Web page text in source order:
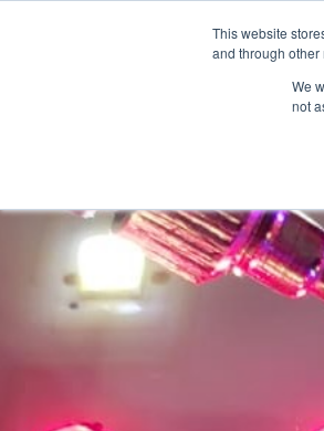
This website
and through other
We
not